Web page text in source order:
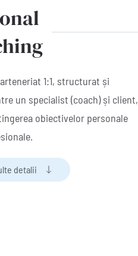
1:1, structurat și
un specialist (coach) și client,
obiectivelor personale
detalii